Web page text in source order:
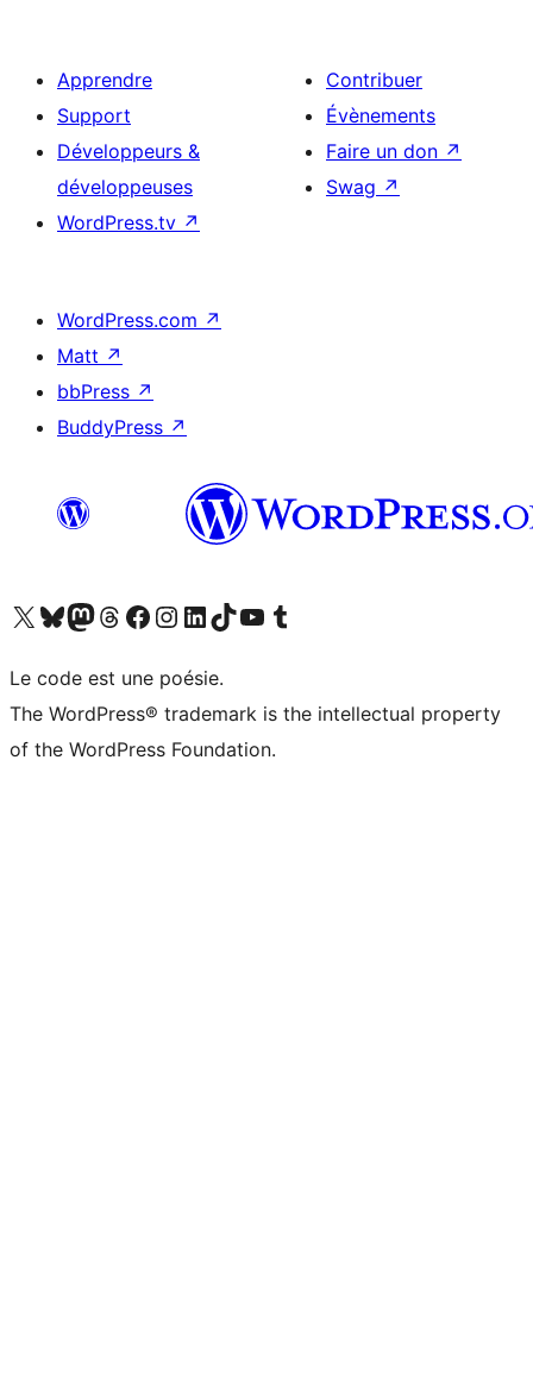
Apprendre
Support
Développeurs &
développeuses
WordPress.tv ↗
Contribuer
Évènements
Faire un don ↗
Swag ↗
WordPress.com ↗
Matt ↗
bbPress ↗
BuddyPress ↗
Visitez notre compte X (précédemment Twitter)
Visiter notre compte Bluesky
Visiter notre compte Mastodon
Visiter notre compte Threads
Consulter notre compte Facebook
Consulter notre compte Instagram
Consulter notre compte LinkedIn
Visiter notre compte TokTok
Visiter notre chaîne YouTube
Visiter notre compte Tumblr
Le code est une poésie.
The WordPress® trademark is the intellectual property
of the WordPress Foundation.